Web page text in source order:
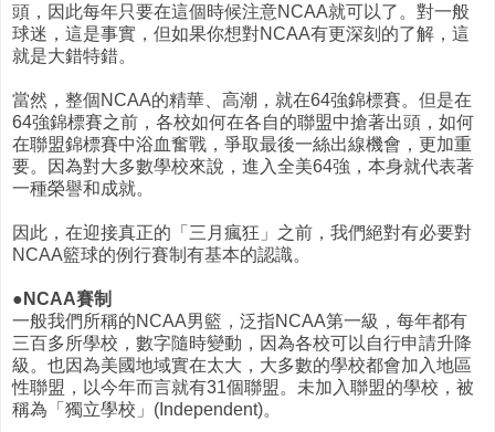
頭，因此每年只要在這個時候注意NCAA就可以了。對一般
球迷，這是事實，但如果你想對NCAA有更深刻的了解，這
就是大錯特錯。
當然，整個NCAA的精華、高潮，就在64強錦標賽。但是在
64強錦標賽之前，各校如何在各自的聯盟中搶著出頭，如何
在聯盟錦標賽中浴血奮戰，爭取最後一絲出線機會，更加重
要。因為對大多數學校來說，進入全美64強，本身就代表著
一種榮譽和成就。
因此，在迎接真正的「三月瘋狂」之前，我們絕對有必要對
NCAA籃球的例行賽制有基本的認識。
●NCAA賽制
一般我們所稱的NCAA男籃，泛指NCAA第一級，每年都有
三百多所學校，數字隨時變動，因為各校可以自行申請升降
級。也因為美國地域實在太大，大多數的學校都會加入地區
性聯盟，以今年而言就有31個聯盟。未加入聯盟的學校，被
稱為「獨立學校」(Independent)。